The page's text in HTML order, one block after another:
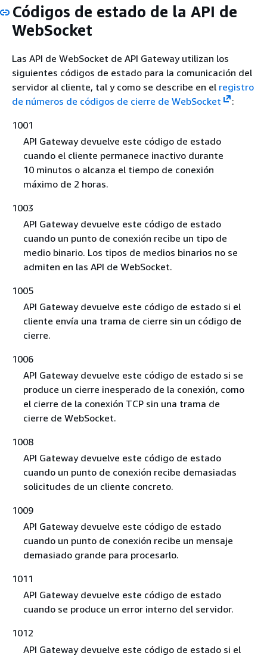
Códigos de estado de la API de
WebSocket
Las API de WebSocket de API Gateway utilizan los
siguientes códigos de estado para la comunicación del
servidor al cliente, tal y como se describe en el registro
de números de códigos de cierre de WebSocket
:
1001
API Gateway devuelve este código de estado
cuando el cliente permanece inactivo durante
10 minutos o alcanza el tiempo de conexión
máximo de 2 horas.
1003
API Gateway devuelve este código de estado
cuando un punto de conexión recibe un tipo de
medio binario. Los tipos de medios binarios no se
admiten en las API de WebSocket.
1005
API Gateway devuelve este código de estado si el
cliente envía una trama de cierre sin un código de
cierre.
1006
API Gateway devuelve este código de estado si se
produce un cierre inesperado de la conexión, como
el cierre de la conexión TCP sin una trama de
cierre de WebSocket.
1008
API Gateway devuelve este código de estado
cuando un punto de conexión recibe demasiadas
solicitudes de un cliente concreto.
1009
API Gateway devuelve este código de estado
cuando un punto de conexión recibe un mensaje
demasiado grande para procesarlo.
1011
API Gateway devuelve este código de estado
cuando se produce un error interno del servidor.
1012
API Gateway devuelve este código de estado si el